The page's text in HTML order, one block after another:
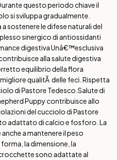
questo periodo chiave il
si sviluppa gradualmente.
sostenere le difese naturali del
sinergico di antiossidanti
digestivaUnâ€™esclusiva
alla salute digestiva
equilibrio della flora
qualitÃ delle feci. Rispetta
di Pastore Tedesco. Salute di
Puppy contribuisce allo
del cucciolo di Pastore
adattato di calcio e fosforo. La
a mantenere il peso
forma, la dimensione, la
sono adattate al